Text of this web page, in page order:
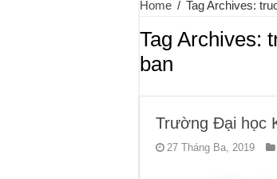
Home / Tag Archives:
Tag Archives:
ban
Trường Đại học
27 Tháng Ba, 2019